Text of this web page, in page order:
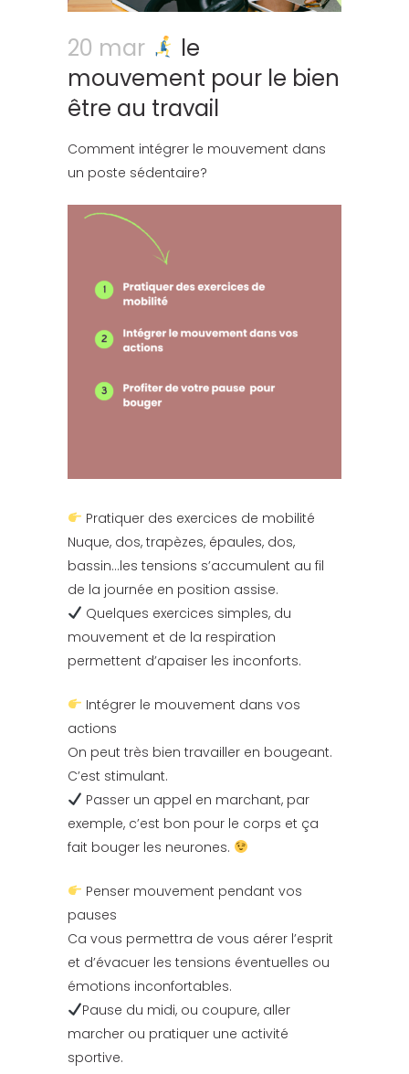
20 mar
le
mouvement pour le bien
être au travail
Comment intégrer le mouvement dans
un poste sédentaire?
Pratiquer des exercices de mobilité
Nuque, dos, trapèzes, épaules, dos,
bassin…les tensions s’accumulent au fil
de la journée en position assise.
Quelques exercices simples, du
mouvement et de la respiration
permettent d’apaiser les inconforts.
Intégrer le mouvement dans vos
actions
On peut très bien travailler en bougeant.
C’est stimulant.
Passer un appel en marchant, par
exemple, c’est bon pour le corps et ça
fait bouger les neurones.
Penser mouvement pendant vos
pauses
Ca vous permettra de vous aérer l’esprit
et d’évacuer les tensions éventuelles ou
émotions inconfortables.
Pause du midi, ou coupure, aller
marcher ou pratiquer une activité
sportive.